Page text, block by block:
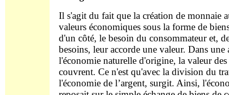
Il s'agit du fait que la création de monnaie
valeurs économiques sous la forme de
d'un côté, le besoin du consommateur et,
besoins, leur accorde une valeur. Dans
l'économie naturelle d'origine, la valeur
couvrent. Ce n'est qu'avec la division du
l'économie de l’argent, surgit. Ainsi,